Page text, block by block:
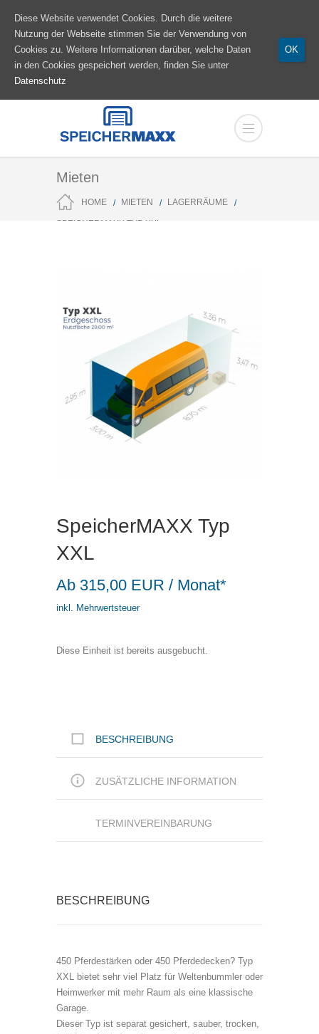
Mieten
HOME MIETEN LAGERRÄUME
SPEICHERMAXX TYP XXL
SpeicherMAXX Typ
XXL
Ab 315,00 EUR / Monat*
inkl. Mehrwertsteuer
Diese Einheit ist bereits ausgebucht.
BESCHREIBUNG
ZUSÄTZLICHE INFORMATION
TERMINVEREINBARUNG
BESCHREIBUNG
450 Pferdestärken oder 450 Pferdedecken? Typ
XXL bietet sehr viel Platz für Weltenbummler oder
Heimwerker mit mehr Raum als eine klassische
Garage.
Dieser Typ ist separat gesichert, sauber, trocken,
Diese Website verwendet Cookies. Durch die weitere
Nutzung der Webseite stimmen Sie der Verwendung von
Cookies zu. Weitere Informationen darüber, welche Daten
in den Cookies gespeichert werden, finden Sie unter
Datenschutz
OK